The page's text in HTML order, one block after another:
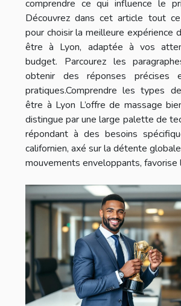
comprendre ce qui influence le
Découvrez dans cet article tout
pour choisir la meilleure expérience
être à Lyon, adaptée à vos
budget. Parcourez les
obtenir des réponses précises
pratiques.Comprendre les types
être à Lyon L’offre de massage
distingue par une large palette de
répondant à des besoins
californien, axé sur la détente
mouvements enveloppants, favorise